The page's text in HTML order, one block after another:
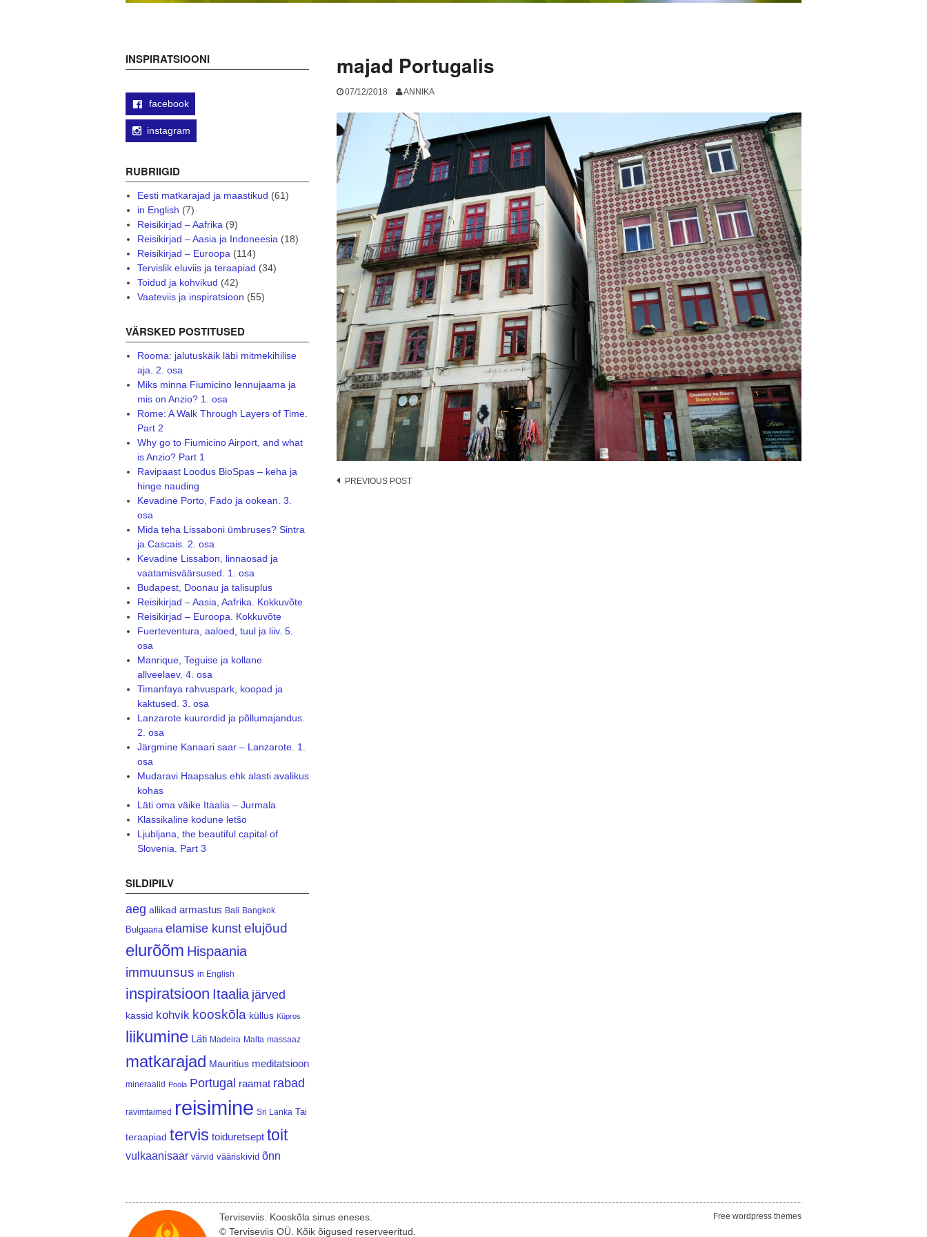
majad Portugalis
07/12/2018 ANNIKA
Post
PREVIOUS POST
INSPIRATSIOONI
facebook
instagram
RUBRIIGID
Eesti matkarajad ja maastikud (61)
in English (7)
Reisikirjad – Aafrika(9)
Reisikirjad – Aasia ja Indoneesia(18)
Reisikirjad – Euroopa(114)
Tervislik eluviis ja teraapiad (34)
Toidud ja kohvikud (42)
Vaateviis ja inspiratsioon (55)
VÄRSKED POSTITUSED
Rooma: jalutuskäik läbi mitmekihilise
aja. 2. osa
Miks minna Fiumicino lennujaama ja
mis on Anzio? 1. osa
Rome: A Walk Through Layers of Time.
Part 2
Why go to Fiumicino Airport, and what
is Anzio? Part 1
Ravipaast Loodus BioSpas – keha ja
hinge nauding
Kevadine Porto, Fado ja ookean. 3.
osa
Mida teha Lissaboni ümbruses? Sintra
ja Cascais. 2. osa
Kevadine Lissabon, linnaosad ja
vaatamisväärsused. 1. osa
Budapest, Doonau ja talisuplus
Reisikirjad – Aasia, Aafrika. Kokkuvõte
Reisikirjad – Euroopa. Kokkuvõte
Fuerteventura, aaloed, tuul ja liiv. 5.
osa
Manrique, Teguise ja kollane
allveelaev. 4. osa
Timanfaya rahvuspark, koopad ja
kaktused. 3. osa
Lanzarote kuurordid ja põllumajandus.
2. osa
Järgmine Kanaari saar – Lanzarote. 1.
osa
Mudaravi Haapsalus ehk alasti avalikus
kohas
Läti oma väike Itaalia – Jurmala
Klassikaline kodune letšo
Ljubljana, the beautiful capital of
Slovenia. Part 3
SILDIPILV
aeg allikad armastus Bali Bangkok
Bulgaaria elamise kunst elujõud
elurõõm Hispaania
immuunsus in English
inspiratsioon Itaalia järved
kassid kohvik kooskõla küllus Küpros
liikumine Läti Madeira Malta massaaz
matkarajad Mauritius meditatsioon
mineraalid Poola Portugal raamat rabad
ravimtaimed reisimine Sri Lanka Tai
teraapiad tervis toiduretsept toit
vulkaanisaar värvid vääriskivid õnn
Terviseviis. Kooskõla sinus eneses.
© Terviseviis OÜ. Kõik õigused reserveeritud.
Free wordpress themes